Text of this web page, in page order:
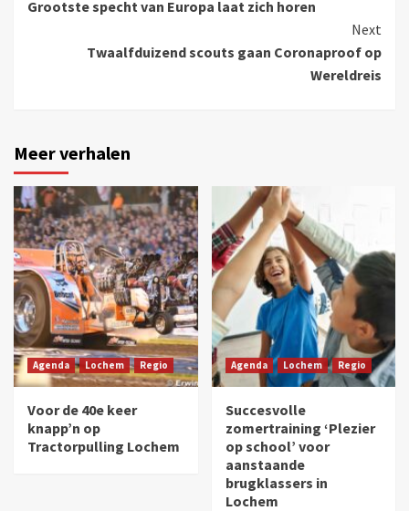
Grootste specht van Europa laat zich horen
Next
Twaalfduizend scouts gaan Coronaproof op
Wereldreis
Meer verhalen
Agenda Lochem Regio
Voor de 40e keer
knapp’n op
Tractorpulling Lochem
Agenda Lochem Regio
Succesvolle
zomertraining ‘Plezier
op school’ voor
aanstaande
brugklassers in
Lochem